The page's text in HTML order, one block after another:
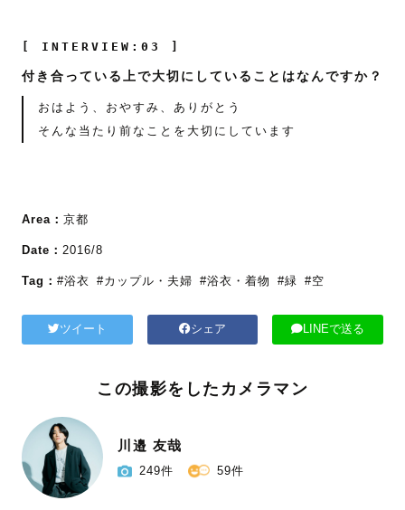
[ INTERVIEW:03 ]
付き合っている上で大切にしていることはなんですか？
おはよう、おやすみ、ありがとう
そんな当たり前なことを大切にしています
Area： 京都
Date： 2016/8
Tag： #浴衣 #カップル・夫婦 #浴衣・着物 #緑 #空
ツイート シェア LINEで送る
この撮影をしたカメラマン
川邉 友哉
249件 59件